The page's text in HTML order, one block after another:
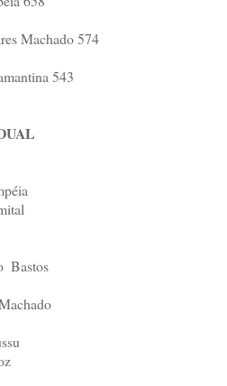
Machado574
543
Bastos